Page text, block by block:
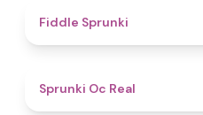
Fiddle Sprunki
Sprunki Oc Real